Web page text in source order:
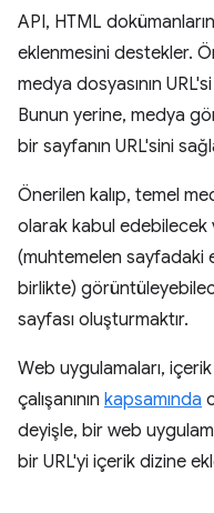
API, HTML
eklenmesini destekler.
medya dosyasının
Bunun yerine, medya
bir sayfanın URL'sini
Önerilen kalıp, temel
olarak kabul edebilecek
(muhtemelen sayfadaki
birlikte)
sayfası oluşturmaktır.
Web uygulamaları,
çalışanının kapsamında
deyişle, bir web
bir URL'yi içerik dizine